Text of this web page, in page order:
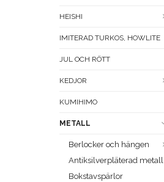
HEISHI
IMITERAD TURKOS, HOWLITE
JUL OCH RÖTT
KEDJOR
KUMIHIMO
METALL
Berlocker och hängen
Antiksilverpläterad metall
Bokstavspärlor